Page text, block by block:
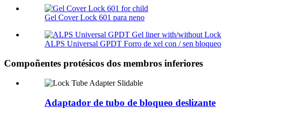
Gel Cover Lock 601 para neno
ALPS Universal GPDT Forro de xel con / sen bloqueo
Compoñentes protésicos dos membros inferiores
Adaptador de tubo de bloqueo deslizante